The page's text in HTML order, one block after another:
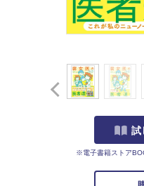
試
※電子書籍ストア